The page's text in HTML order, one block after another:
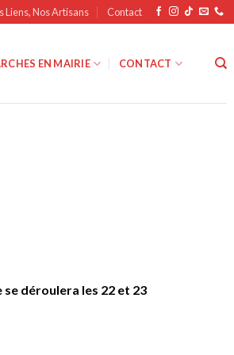
Liens, Nos Artisans Contact
EN MAIRIE CONTACT
déroulera les 22 et 23